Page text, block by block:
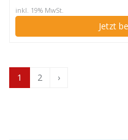
inkl. 19% MwSt.
Jetzt
1 2 ›